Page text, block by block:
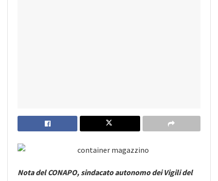
Nota del CONAPO, sindacato autonomo dei Vigili del